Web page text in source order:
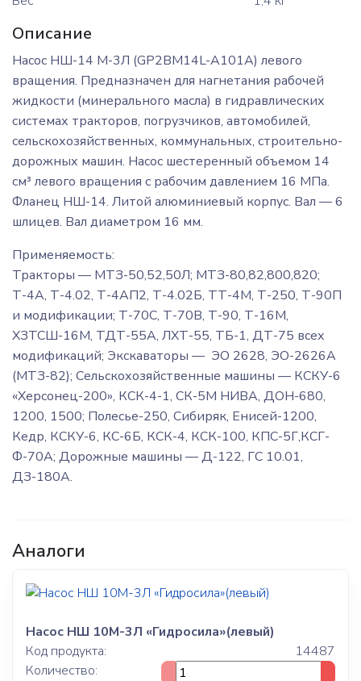
Описание
Насос НШ-14 М-3Л (GP2BМ14L-A101A) левого
вращения. Предназначен для нагнетания рабочей
жидкости (минерального масла) в гидравлических
системах тракторов, погрузчиков, автомобилей,
сельскохозяйственных, коммунальных, строительно-
дорожных машин. Насос шестеренный объемом 14
см³ левого вращения с рабочим давлением 16 МПа.
Фланец НШ-14. Литой алюминиевый корпус. Вал — 6
шлицев. Вал диаметром 16 мм.
Применяемость:
Тракторы — МТЗ-50,52,50Л; МТЗ-80,82,800,820;
Т-4А, Т-4.02, Т-4АП2, Т-4.02Б, ТТ-4М, Т-250, Т-90П
и модификации; Т-70С, Т-70В, Т-90, Т-16М,
ХЗТСШ-16М, ТДТ-55А, ЛХТ-55, ТБ-1, ДТ-75 всех
модификаций; Экскаваторы — ЭО 2628, ЭО-2626А
(МТЗ-82); Сельскохозяйственные машины — КСКУ-6
«Херсонец-200», КСК-4-1, СК-5М НИВА, ДОН-680,
1200, 1500; Полесье-250, Сибиряк, Енисей-1200,
Кедр, КСКУ-6, КС-6Б, КСК-4, КСК-100, КПС-5Г,КСГ-
Ф-70А; Дорожные машины — Д-122, ГС 10.01,
ДЗ-180А.
Аналоги
Насос НШ 10М-3Л «Гидросила»(левый)
Код продукта:
14487
Количество: